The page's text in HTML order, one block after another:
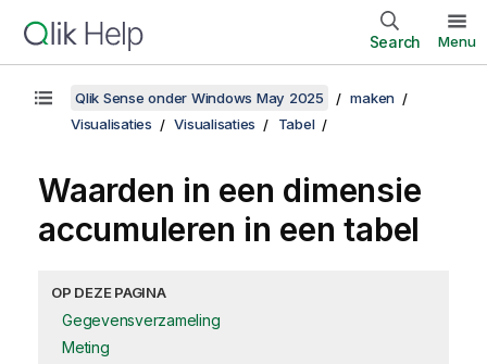
Search Menu
Qlik Sense onder Windows May 2025
maken
Visualisaties
Visualisaties Tabel
Waarden in een dimensie
accumuleren in een tabel
OP DEZE PAGINA
Gegevensverzameling
Meting